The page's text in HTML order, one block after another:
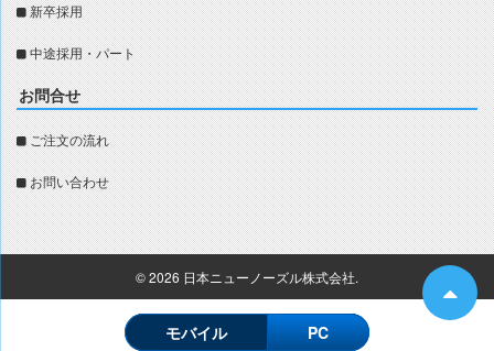
新卒採用
中途採用・パート
お問合せ
ご注文の流れ
お問い合わせ
© 2026 日本ニューノーズル株式会社.
モバイル PC